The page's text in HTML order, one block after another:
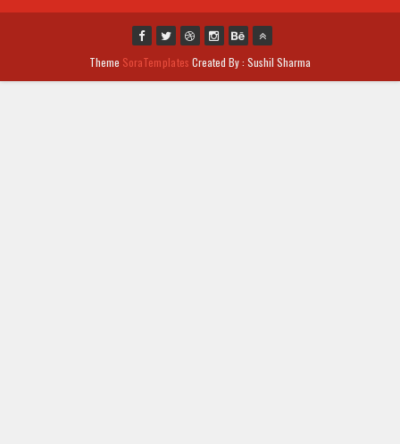
Theme SoraTemplates Created By : Sushil Sharma